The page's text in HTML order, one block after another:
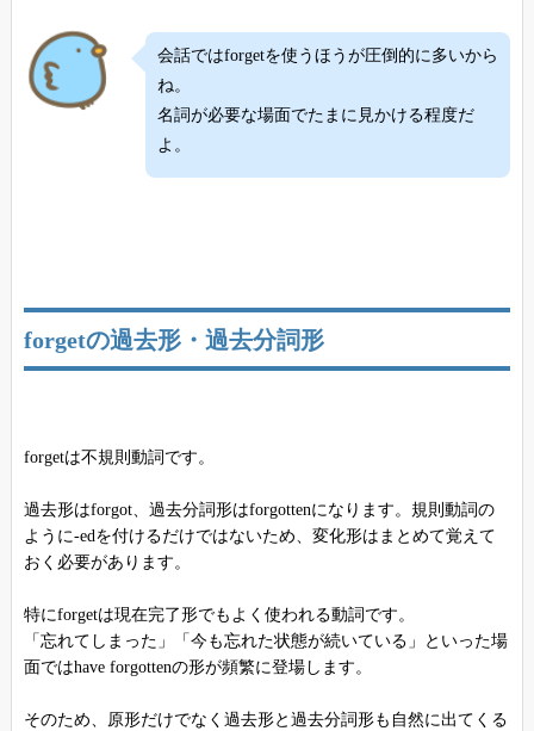
会話ではforgetを使うほうが圧倒的に多いから
ね。
名詞が必要な場面でたまに見かける程度だ
よ。
forgetの過去形・過去分詞形
forgetは不規則動詞です。
過去形はforgot、過去分詞形はforgottenになります。規則動詞の
ように-edを付けるだけではないため、変化形はまとめて覚えて
おく必要があります。
特にforgetは現在完了形でもよく使われる動詞です。
「忘れてしまった」「今も忘れた状態が続いている」といった場
面ではhave forgottenの形が頻繁に登場します。
そのため、原形だけでなく過去形と過去分詞形も自然に出てくる